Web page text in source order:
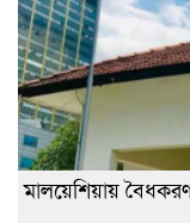
মালয়েশিয়ায়